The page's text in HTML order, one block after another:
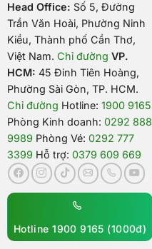
Head Office: Số 5, Đường
Trần Văn Hoài, Phường Ninh
Kiều, Thành phố Cần Thơ,
Việt Nam. Chỉ đường VP.
HCM: 45 Đinh Tiên Hoàng,
Phường Sài Gòn, TP. HCM.
Chỉ đường Hotline: 1900 9165
Phòng Kinh doanh: 0292 888
9989 Phòng Vé: 0292 777
3399 Hỗ trợ: 0379 609 669
Hotline 1900 9165 (1000đ)